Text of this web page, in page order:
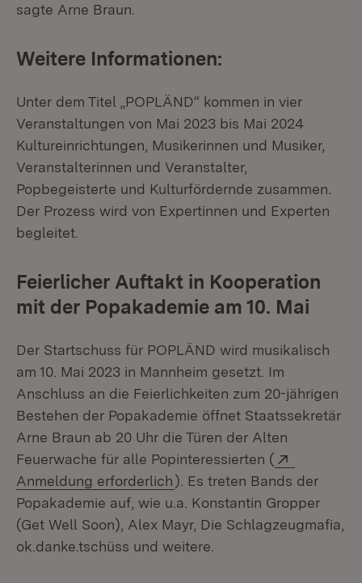
sagte Arne Braun.
Weitere Informationen:
Unter dem Titel „POPLÄND“ kommen in vier
Veranstaltungen von Mai 2023 bis Mai 2024
Kultureinrichtungen, Musikerinnen und Musiker,
Veranstalterinnen und Veranstalter,
Popbegeisterte und Kulturfördernde zusammen.
Der Prozess wird von Expertinnen und Experten
begleitet.
Feierlicher Auftakt in Kooperation
mit der Popakademie am 10. Mai
Der Startschuss für POPLÄND wird musikalisch
am 10. Mai 2023 in Mannheim gesetzt. Im
Anschluss an die Feierlichkeiten zum 20-jährigen
Bestehen der Popakademie öffnet Staatssekretär
Arne Braun ab 20 Uhr die Türen der Alten
Feuerwache für alle Popinteressierten (
Anmeldung erforderlich(Öffnet in neuem Fenster)
). Es treten Bands der
Popakademie auf, wie u.a. Konstantin Gropper
(Get Well Soon), Alex Mayr, Die Schlagzeugmafia,
ok.danke.tschüss und weitere.